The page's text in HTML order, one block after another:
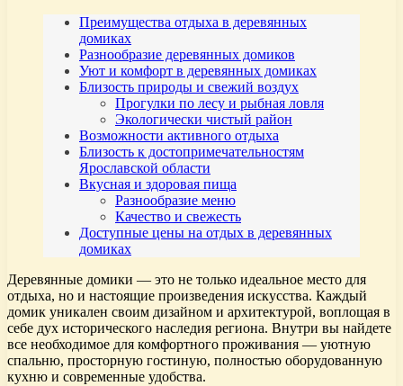
Преимущества отдыха в деревянных
домиках
Разнообразие деревянных домиков
Уют и комфорт в деревянных домиках
Близость природы и свежий воздух
Прогулки по лесу и рыбная ловля
Экологически чистый район
Возможности активного отдыха
Близость к достопримечательностям
Ярославской области
Вкусная и здоровая пища
Разнообразие меню
Качество и свежесть
Доступные цены на отдых в деревянных
домиках
Деревянные домики — это не только идеальное место для
отдыха, но и настоящие произведения искусства. Каждый
домик уникален своим дизайном и архитектурой, воплощая в
себе дух исторического наследия региона. Внутри вы найдете
все необходимое для комфортного проживания — уютную
спальню, просторную гостиную, полностью оборудованную
кухню и современные удобства.